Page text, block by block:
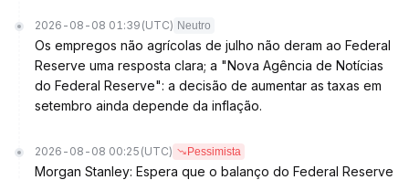
2026-08-08 01:39 (UTC) Neutro
Os empregos não agrícolas de julho não deram ao Federal
Reserve uma resposta clara; a "Nova Agência de Notícias
do Federal Reserve": a decisão de aumentar as taxas em
setembro ainda depende da inflação.
2026-08-08 00:25 (UTC) Pessimista
Morgan Stanley: Espera que o balanço do Federal Reserve